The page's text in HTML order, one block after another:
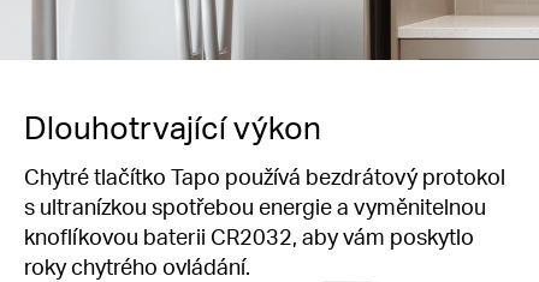
Dlouhotrvajícívýkon
Chytré tlačítko Tapo používá bezdrátový protokol
s ultranízkou spotřebou energie a vyměnitelnou
knoflíkovou baterii CR2032, aby vám poskytlo
roky chytrého ovládání.